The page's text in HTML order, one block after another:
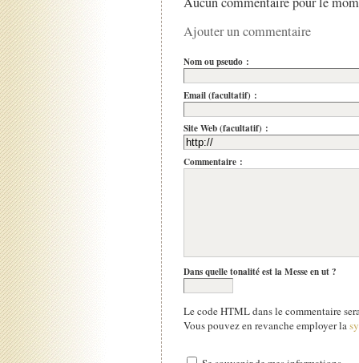
Ajouter un commentaire
Nom ou pseudo :
Email (facultatif) :
Site Web (facultatif) :
Commentaire :
Dans quelle tonalité est la Messe en ut ?
Le code HTML dans le commentaire
Vous pouvez en revanche employer la